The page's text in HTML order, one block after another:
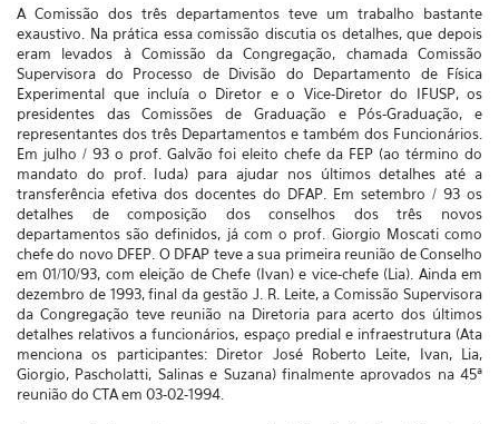
A Comissão dos três departamentos teve um trabalho bastante
exaustivo. Na prática essa comissão discutia os detalhes, que depois
eram levados à Comissão da Congregação, chamada Comissão
Supervisora do Processo de Divisão do Departamento de Física
Experimental que incluía o Diretor e o Vice-Diretor do IFUSP, os
presidentes das Comissões de Graduação e Pós-Graduação, e
representantes dos três Departamentos e também dos Funcionários.
Em julho / 93 o prof. Galvão foi eleito chefe da FEP (ao término do
mandato do prof. Iuda) para ajudar nos últimos detalhes até a
transferência efetiva dos docentes do DFAP. Em setembro / 93 os
detalhes de composição dos conselhos dos três novos
departamentos são definidos, já com o prof. Giorgio Moscati como
chefe do novo DFEP. O DFAP teve a sua primeira reunião de Conselho
em 01/10/93, com eleição de Chefe (Ivan) e vice-chefe (Lia). Ainda em
dezembro de 1993, final da gestão J. R. Leite, a Comissão Supervisora
da Congregação teve reunião na Diretoria para acerto dos últimos
detalhes relativos a funcionários, espaço predial e infraestrutura (Ata
menciona os participantes: Diretor José Roberto Leite, Ivan, Lia,
Giorgio, Pascholatti, Salinas e Suzana) finalmente aprovados na 45ª
reunião do CTA em 03-02-1994.